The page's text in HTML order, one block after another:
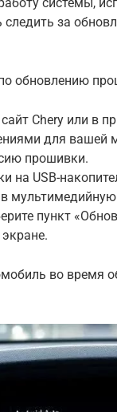
следить за
обновлению
Chery или в
для вашей
прошивки.
на USB-
в
пункт
во время